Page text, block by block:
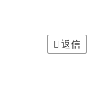
返信